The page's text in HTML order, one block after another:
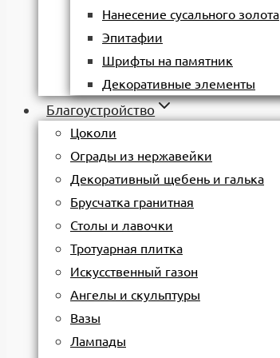
Нанесение сусального золота
Эпитафии
Шрифты на памятник
Декоративные элементы
Благоустройство
Цоколи
Ограды из нержавейки
Декоративный щебень и галька
Брусчатка гранитная
Столы и лавочки
Тротуарная плитка
Искусственный газон
Ангелы и скульптуры
Вазы
Лампады